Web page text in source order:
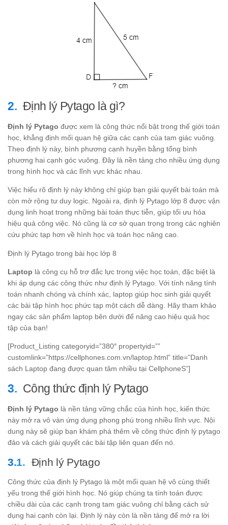
Định lý Pytago là gì?
Định lý Pytago được xem là công thức nổi bật trong thế giới toán
học, khẳng định mối quan hệ giữa các cạnh của tam giác vuông.
Theo định lý này, bình phương cạnh huyền bằng tổng bình
phương hai cạnh góc vuông. Đây là nền tảng cho nhiều ứng dụng
trong hình học và các lĩnh vực khác nhau.
Việc hiểu rõ định lý này không chỉ giúp bạn giải quyết bài toán mà
còn mở rộng tư duy logic. Ngoài ra, định lý Pytago lớp 8 được vận
dụng linh hoạt trong những bài toán thực tiễn, giúp tối ưu hóa
hiệu quả công việc. Nó cũng là cơ sở quan trọng trong các nghiên
cứu phức tạp hơn về hình học và toán học nâng cao.
Định lý Pytago trong bài học lớp 8
Laptop là công cụ hỗ trợ đắc lực trong việc học toán, đặc biệt là
khi áp dụng các công thức như định lý Pytago. Với tính năng tính
toán nhanh chóng và chính xác, laptop giúp học sinh giải quyết
các bài tập hình học phức tạp một cách dễ dàng. Hãy tham khảo
ngay các sản phẩm laptop bên dưới để nâng cao hiệu quả học
tập của bạn!
[Product_Listing categoryid=”380″ propertyid=””
customlink=”https://cellphones.com.vn/laptop.html” title=”Danh
sách Laptop đang được quan tâm nhiều tại CellphoneS”]
Công thức định lý Pytago
Định lý Pytago là nền tảng vững chắc của hình học, kiến thức
này mở ra vô vàn ứng dụng phong phú trong nhiều lĩnh vực. Nội
dung này sẽ giúp bạn khám phá thêm về công thức định lý pytago
đảo và cách giải quyết các bài tập liên quan đến nó.
Định lý Pytago
Công thức của định lý Pytago là một mối quan hệ vô cùng thiết
yếu trong thế giới hình học. Nó giúp chúng ta tính toán được
chiều dài của các cạnh trong tam giác vuông chỉ bằng cách sử
dụng hai cạnh còn lại. Định lý này còn là nền tảng để mở ra lời